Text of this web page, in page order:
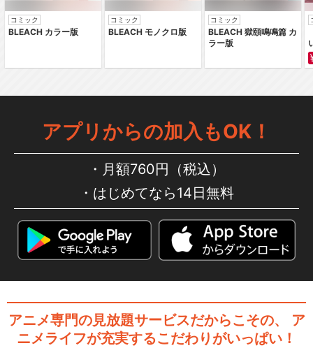
食戟のソーマ 弐ノ皿 OVA
閉じる
コミック
BLEACH カラー版
コミック
BLEACH モノクロ版
コミック
BLEACH 獄頤鳴鳴篇 カ
ラー版
アプリからの加入もOK！
月額760円（税込）
はじめてなら14日無料
アニメ専門の見放題サービスだからこその、
ア
ニメライフが充実するこだわりがいっぱい！